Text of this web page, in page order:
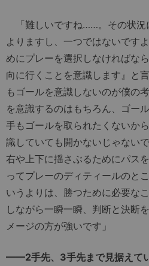
「難しいですね……。その状況
よりますし、一つではないです
めにプレーを選択しなければな
向に行くことを意識します』と
もゴールを意識しないのが僕の
を意識するのはもちろん、ゴー
手もゴールを取られたくないか
識していても開かないじゃない
右や上下に揺さぶるためにパス
ってプレーのディティールのと
いうよりは、勝つために必要な
しながら一瞬一瞬、判断と決断
メージの方が強いです」
——2手先、3手先まで見据えて